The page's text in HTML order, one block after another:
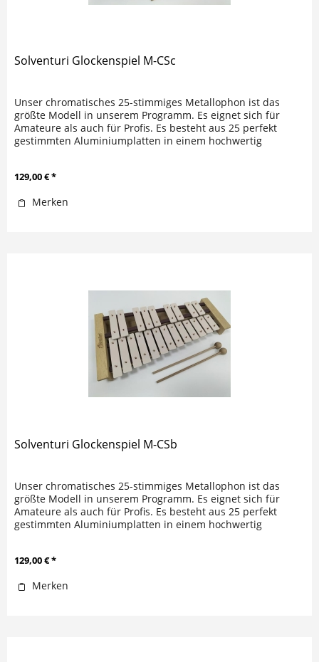
Solventuri Glockenspiel M-CSc
Unser chromatisches 25-stimmiges Metallophon ist das
größte Modell in unserem Programm. Es eignet sich für
Amateure als auch für Profis. Es besteht aus 25 perfekt
gestimmten Aluminiumplatten in einem hochwertig
129,00 € *
Merken
Solventuri Glockenspiel M-CSb
Unser chromatisches 25-stimmiges Metallophon ist das
größte Modell in unserem Programm. Es eignet sich für
Amateure als auch für Profis. Es besteht aus 25 perfekt
gestimmten Aluminiumplatten in einem hochwertig
129,00 € *
Merken